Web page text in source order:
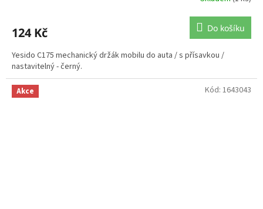
124 Kč Do košíku
Yesido C175 mechanický držák mobilu do auta / s přísavkou /
nastavitelný - černý.
Akce Kód: 1643043